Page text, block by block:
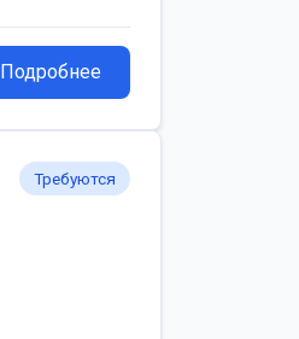
Подробнее
Требуются